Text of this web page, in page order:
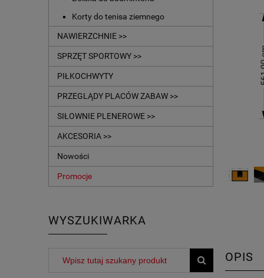
Korty do tenisa ziemnego
NAWIERZCHNIE >>
SPRZĘT SPORTOWY >>
PIŁKOCHWYTY
PRZEGLĄDY PLACÓW ZABAW >>
SIŁOWNIE PLENEROWE >>
AKCESORIA >>
Nowości
Promocje
WYSZUKIWARKA
OPIS